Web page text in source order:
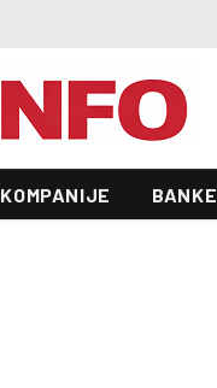
KOMPANIJE BANKE